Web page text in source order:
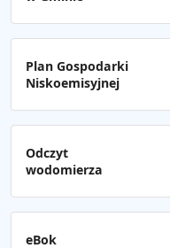
Plan Gospodarki
Niskoemisyjnej
Odczyt
wodomierza
eBok